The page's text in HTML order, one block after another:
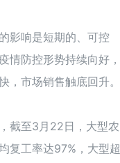
影响是短期的、可控
情防控形势持续向好，
，市场销售触底回升。
截至3月22日，大型农
复工率达97%，大型超